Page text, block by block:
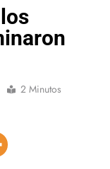
2 Minutos